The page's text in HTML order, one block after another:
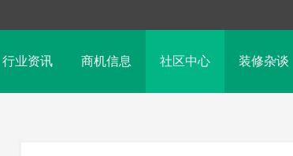
行业资讯 商机信息 社区中心 装修杂谈